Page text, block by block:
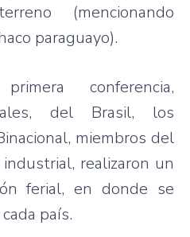
(mencionando
paraguayo).
conferencia,
del Brasil, los
miembros del
realizaron un
ferial, en donde se
país.